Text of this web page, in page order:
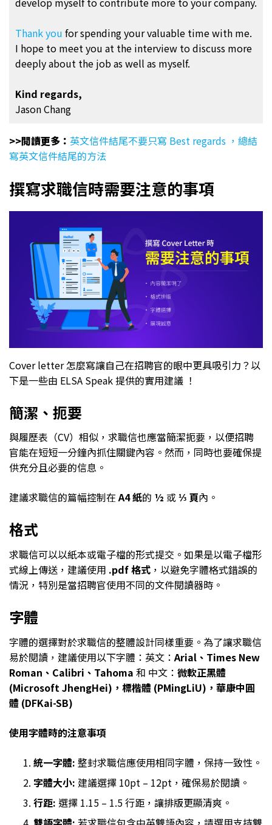
Thank you for spending your valuable time with me.
I hope to meet you at the interview to discuss more
deeply about the job as well as myself.
Kind regards,
Jason Chang
>>閲讀更多： 英文信件結尾不要只寫 Best regards ，總結
寫英文信件結尾的方法
撰寫求職信時需要注意的事項
Cover letter 怎麼寫讓自己在招聘官的眼中更具吸引力？以
下是一些由 ELSA Speak 提供的實用建議 ！
簡潔、扼要
與履歷表（CV）相似，求職信也應當簡潔扼要，以便招聘
官能在短短一分鐘內抓住關鍵內容。然而，同時也要確保提
供充分且必要的信息。
建議求職信的篇幅控制在A4 紙的 ½ 或⅓ 頁內。
格式
求職信可以以紙本或電子檔的形式提交。如果是以電子檔形
式線上傳送，建議使用 .pdf 格式 ，以避免字體格式錯誤的
情況，特別是當招聘官使用不同的文件閱讀器時。
字體
字體的選擇對於求職信的整體設計同樣重要。為了讓求職信
易於閱讀，建議使用以下字體：英文： Arial、Times New
Roman、Calibri、Tahoma 和 中文： 微軟正黑體
(Microsoft JhengHei)，標楷體 (PMingLiU)，華康中圓
體 (DFKai-SB)
使用字體時的注意事項
統一字體: 整封求職信應使用相同字體，保持一致性。
字體大小: 建議選擇 10pt – 12pt，確保易於閱讀。
行距: 選擇 1.15 – 1.5 行距，讓排版更顯清爽。